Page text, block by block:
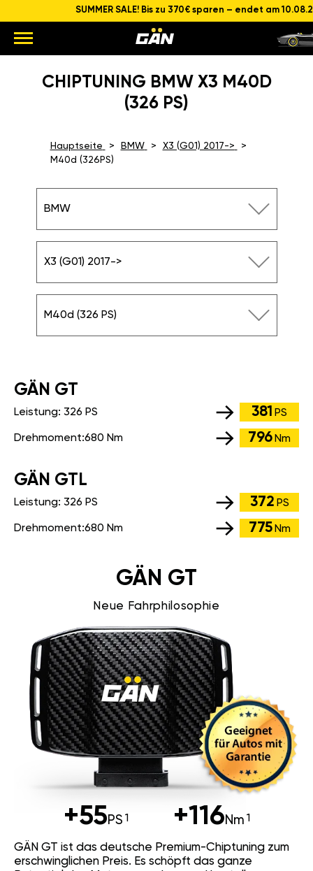
SUMMER SALE! Bis zu 370€ sparen – endet am
CHIPTUNING BMW X3 M40D
(326 PS)
Hauptseite BMW
X3 (G01) 2017->
M40d (326PS)
BMW
X3 (G01) 2017->
M40d (326 PS)
GÄN GT
Leistung: 326 PS 381 PS
Drehmoment:680 Nm 796 Nm
GÄN GTL
Leistung: 326 PS 372 PS
Drehmoment:680 Nm 775 Nm
GÄN GT
Neue Fahrphilosophie
+55PS +116Nm
GÄN GT ist das deutsche Premium-Chiptuning zum
erschwinglichen Preis. Es schöpft das ganze